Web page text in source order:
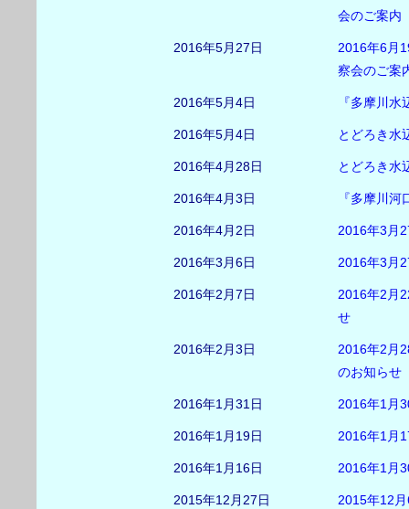
会のご案内
2016年5月27日
2016年6月
察会のご案
2016年5月4日 『多摩川
2016年5月4日 とどろき水
2016年4月28日 とどろき水
2016年4月3日 『多摩川
2016年4月2日 2016年3月
2016年3月6日 2016年3月
2016年2月7日
2016年2月
せ
2016年2月3日
2016年2月
のお知らせ
2016年1月31日 2016年1月
2016年1月19日 2016年1月
2016年1月16日 2016年1月
2015年12月27日 2015年12